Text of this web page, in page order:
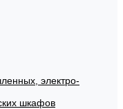
электро-
шкафов